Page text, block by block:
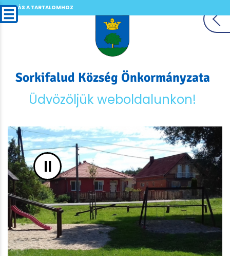
UGRÁS A TARTALOMHOZ
Sorkifalud Község Önkormányzata
Üdvözöljük weboldalunkon!
II